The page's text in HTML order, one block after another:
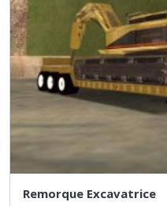
Remorque Excavatrice